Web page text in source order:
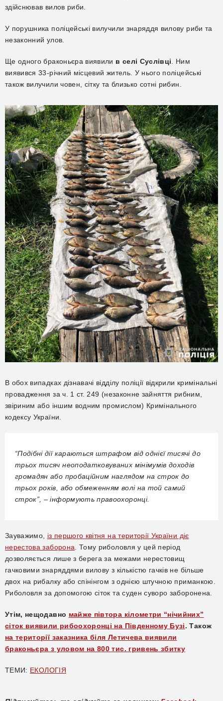
здійснював вилов риби.
У порушника поліцейські вилучили знаряддя вилову риби та
незаконний улов.
Ще одного браконьєра виявили в селі Суслівці . Ним
виявився 33-річний місцевий житель. У нього поліцейські
також вилучили човен, сітку та близько сотні рибин.
В обох випадках дізнавачі відділу поліції відкрили кримінальні
провадження за ч. 1 ст. 249 (незаконне зайняття рибним,
звіриним або іншим водним промислом) Кримінального
кодексу України.
“Подібні дії караються штрафом від однієї тисячі до
трьох тисяч неоподатковуваних мінімумів доходів
громадян або пробаційним наглядом на строк до
трьох років, або обмеженням волі на той самий
строк”, – інформують правоохоронці.
Зауважимо, із першого квітня на території України діє
нерестова заборона
Тому риболовля у цей період
дозволяється лише з берега за межами нерестовищ
гачковими знаряддями вилову з кількістю гачків не більше
двох на рибалку або спінінгом з однією штучною приманкою.
Риболовля за допомогою сіток та суден суворо заборонена.
Утім, нещодавно майже півтора кілометри “нічийних”
сіток виявили рибоохоронці на Південному Бузі. Також
на території заказника біля Летичева виявили
браконьєра з уловом на 800 тис. гривень збитку
ТЕМИ: ЕКОЛОГІЯ